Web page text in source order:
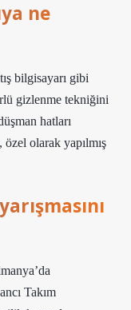
ne
bilgisayarı gibi
gizlenme tekniğini
hatları
olarak yapılmış
Takım